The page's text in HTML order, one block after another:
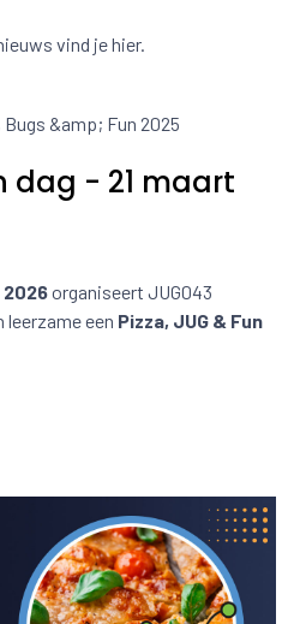
vind je hier.
dag - 21 maart
2026organiseert JUG043
leerzame een Pizza, JUG & Fun